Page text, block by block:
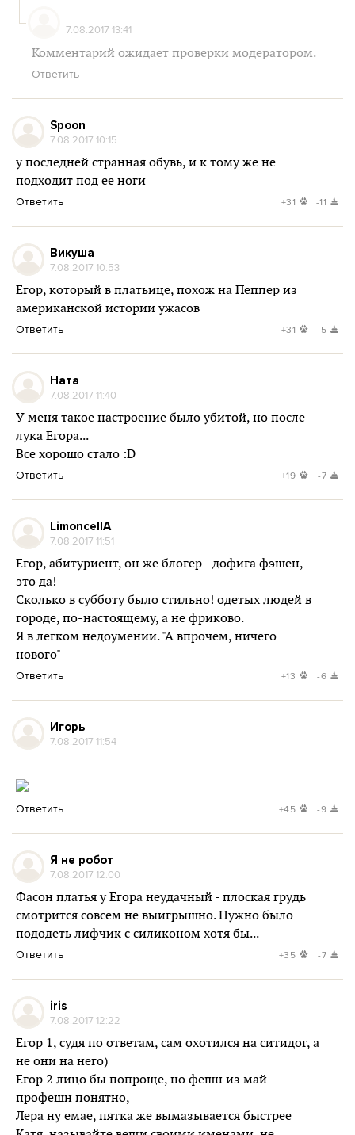
7.08.2017 13:41
Комментарий ожидает проверки модератором.
Ответить
Spoon
7.08.2017 10:15
у последней странная обувь, и к тому же не
подходит под ее ноги
Ответить +31 -11
Викуша
7.08.2017 10:53
Егор, который в платьице, похож на Пеппер из
американской истории ужасов
Ответить +31 -5
Ната
7.08.2017 11:40
У меня такое настроение было убитой, но после
лука Егора...
Все хорошо стало :D
Ответить +19 -7
LimoncellA
7.08.2017 11:51
Егор, абитуриент, он же блогер - дофига фэшен,
это да!
Сколько в субботу было стильно! одетых людей в
городе, по-настоящему, а не фриково.
Я в легком недоумении. "А впрочем, ничего
нового"
Ответить +13 -6
Игорь
7.08.2017 11:54
Ответить +45 -9
Я не робот
7.08.2017 12:00
Фасон платья у Егора неудачный - плоская грудь
смотрится совсем не выигрышно. Нужно было
пододеть лифчик с силиконом хотя бы...
Ответить +35 -7
iris
7.08.2017 12:22
Егор 1, судя по ответам, сам охотился на ситидог, а
не они на него)
Егор 2 лицо бы попроще, но фешн из май
профешн понятно,
Лера ну емае, пятка же вымазывается быстрее